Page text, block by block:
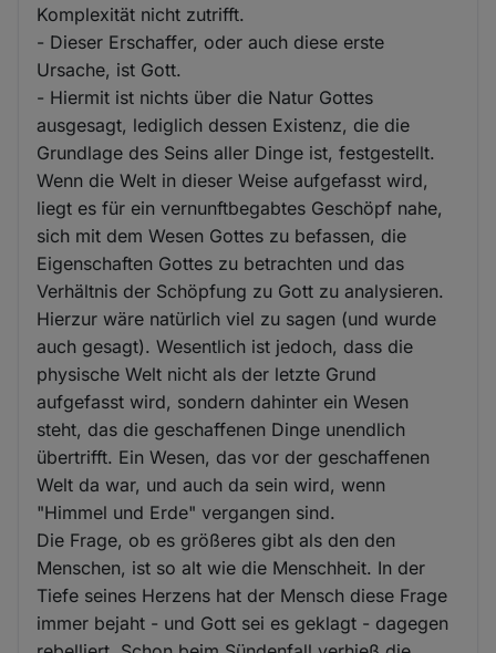
Komplexität nicht zutrifft.
- Dieser Erschaffer, oder auch diese erste
Ursache, ist Gott.
- Hiermit ist nichts über die Natur Gottes
ausgesagt, lediglich dessen Existenz, die die
Grundlage des Seins aller Dinge ist, festgestellt.
Wenn die Welt in dieser Weise aufgefasst wird,
liegt es für ein vernunftbegabtes Geschöpf nahe,
sich mit dem Wesen Gottes zu befassen, die
Eigenschaften Gottes zu betrachten und das
Verhältnis der Schöpfung zu Gott zu analysieren.
Hierzur wäre natürlich viel zu sagen (und wurde
auch gesagt). Wesentlich ist jedoch, dass die
physische Welt nicht als der letzte Grund
aufgefasst wird, sondern dahinter ein Wesen
steht, das die geschaffenen Dinge unendlich
übertrifft. Ein Wesen, das vor der geschaffenen
Welt da war, und auch da sein wird, wenn
"Himmel und Erde" vergangen sind.
Die Frage, ob es größeres gibt als den den
Menschen, ist so alt wie die Menschheit. In der
Tiefe seines Herzens hat der Mensch diese Frage
immer bejaht - und Gott sei es geklagt - dagegen